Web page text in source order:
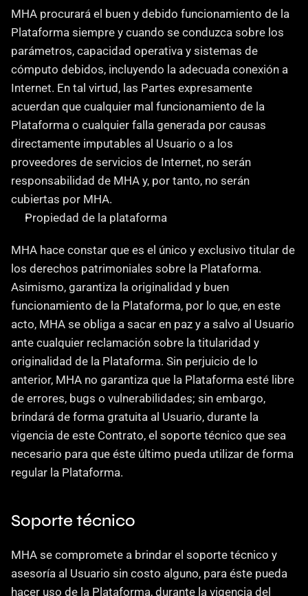
‍MHA procurará el buen y debido funcionamiento de la
Plataforma siempre y cuando se conduzca sobre los
parámetros, capacidad operativa y sistemas de
cómputo debidos, incluyendo la adecuada conexión a
Internet. En tal virtud, las Partes expresamente
acuerdan que cualquier mal funcionamiento de la
Plataforma o cualquier falla generada por causas
directamente imputables al Usuario o a los
proveedores de servicios de Internet, no serán
responsabilidad de MHA y, por tanto, no serán
cubiertas por MHA.
Propiedad de la plataforma
MHA hace constar que es el único y exclusivo titular de
los derechos patrimoniales sobre la Plataforma.
Asimismo, garantiza la originalidad y buen
funcionamiento de la Plataforma, por lo que, en este
acto, MHA se obliga a sacar en paz y a salvo al Usuario
ante cualquier reclamación sobre la titularidad y
originalidad de la Plataforma. Sin perjuicio de lo
anterior, MHA no garantiza que la Plataforma esté libre
de errores, bugs o vulnerabilidades; sin embargo,
brindará de forma gratuita al Usuario, durante la
vigencia de este Contrato, el soporte técnico que sea
necesario para que éste último pueda utilizar de forma
regular la Plataforma.
Soporte técnico
MHA se compromete a brindar el soporte técnico y
asesoría al Usuario sin costo alguno, para éste pueda
hacer uso de la Plataforma, durante la vigencia del